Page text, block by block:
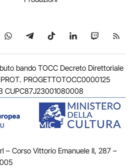
su YouTube
Seguici su WhatsApp
Seguici su Telegram
Seguici su TikTok
Seguici su
Seguici
bando TOCC Decreto Direttoriale
PROGETTOTOCC0000125
CUPC87J23001080008
– Corso Vittorio Emanuele II, 287 –